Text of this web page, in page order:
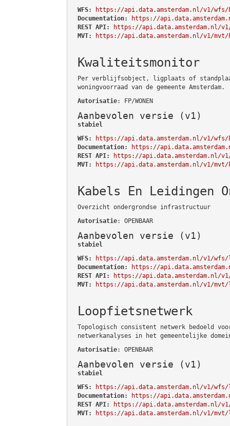
WFS:
https://api.data.amsterdam.nl/v1/
Documentation:
https://
REST API:
https://api.data.amsterdam.nl/
MVT:
https://api.data.amsterdam.nl/v1/
Kwaliteitsmonitor
Per verblijfsobject, ligplaats of
woningvoorraad van de gemeente Amsterdam.
Autorisatie: FP/WONEN
Aanbevolen versie (v1)
stabiel
WFS:
https://api.data.amsterdam.nl/v1/
Documentation:
https://
REST API:
https://api.data.amsterdam.nl/
MVT:
https://api.data.amsterdam.nl/v1/
Kabels En Leidingen
Overzicht ondergrondse infrastructuur
Autorisatie: OPENBAAR
Aanbevolen versie (v1)
stabiel
WFS:
https://api.data.amsterdam.nl/v1/
Documentation:
https://
REST API:
https://api.data.amsterdam.nl/
MVT:
https://api.data.amsterdam.nl/v1/
Loopfietsnetwerk
Topologisch consistent netwerk bedoeld
netwerkanalyses in het gemeentelijke
Autorisatie: OPENBAAR
Aanbevolen versie (v1)
stabiel
WFS:
https://api.data.amsterdam.nl/v1/
Documentation:
https://
REST API:
https://api.data.amsterdam.nl/
MVT:
https://api.data.amsterdam.nl/v1/